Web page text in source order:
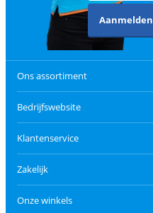
Aanmelden
Ons assortiment
Bedrijfswebsite
Klantenservice
Zakelijk
Onze winkels